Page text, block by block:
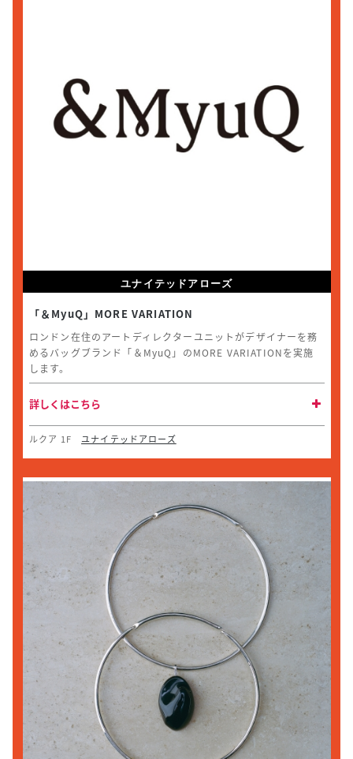
ユナイテッドアローズ
「＆MyuQ」MORE VARIATION
ロンドン在住のアートディレクターユニットがデザイナーを務
めるバッグブランド「＆MyuQ」のMORE VARIATIONを実施
します。
詳しくはこちら
ルクア 1Fユナイテッドアローズ